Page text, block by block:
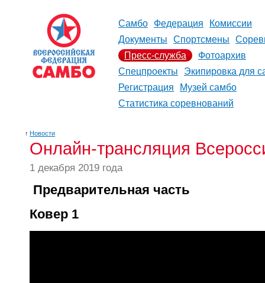
Самбо Федерация
Комиссии
Документы
Спортсмены
Пресс-служба
Фотоархив
Спецпроекты
Экипировка для
Регистрация
Музей самбо
Статистика соревнований
↑ Новости
Онлайн-трансляция
1 декабря 2019 года
Предварительная часть
Ковер 1